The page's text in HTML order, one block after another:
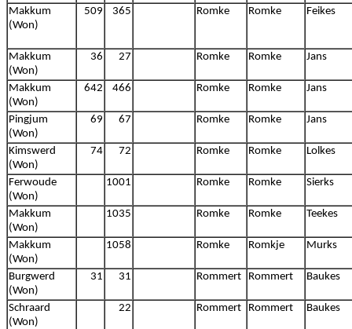
Makkum
(Won)
509 365 Romke Romke Feikes
Makkum
(Won)
36 27 Romke Romke Jans
Makkum
(Won)
642 466 Romke Romke Jans
Pingjum
(Won)
69 67 Romke Romke Jans
Kimswerd
(Won)
74 72 Romke Romke Lolkes
Ferwoude
(Won)
1001 Romke Romke Sierks
Makkum
(Won)
1035 Romke Romke Teekes
Makkum
(Won)
1058 Romke Romkje Murks
Burgwerd
(Won)
31 31 Rommert Rommert Baukes
Schraard
(Won)
22 Rommert Rommert Baukes